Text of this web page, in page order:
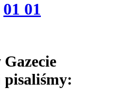
pisaliśmy: